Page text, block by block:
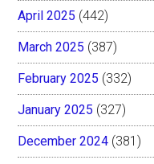
April 2025 (442)
March 2025 (387)
February 2025 (332)
January 2025 (327)
December 2024 (381)